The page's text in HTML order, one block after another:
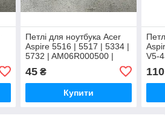
Петлі для ноутбука Acer
Aspire 5516 | 5517 | 5334 |
5732 | AM06R000500 |
45₴
Купити
V5-
110